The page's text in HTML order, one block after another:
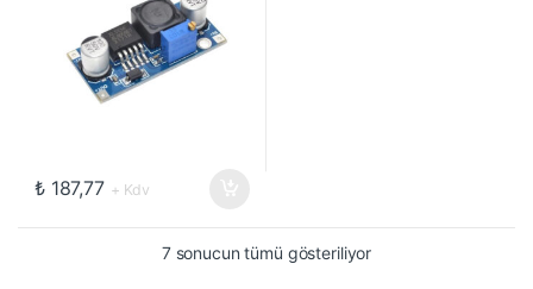
₺187,77 + Kdv
7 sonucun tümü gösteriliyor